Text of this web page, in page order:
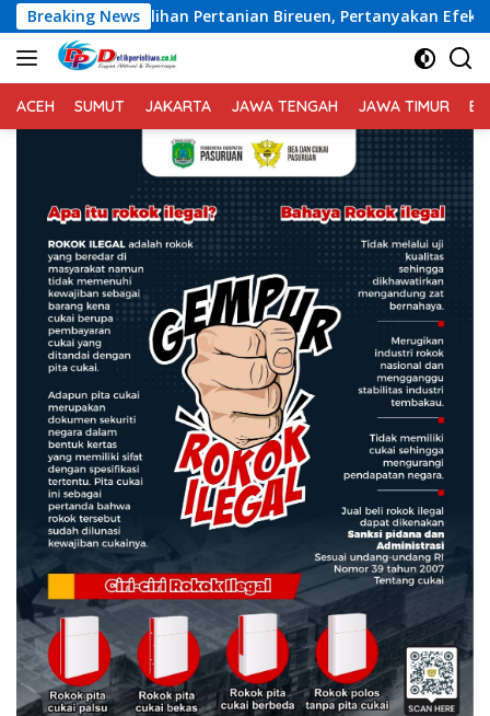
Langsung
ke
konten
Breaking NewsBireuen, Pertanyakan Efektivitas Kinerja Dinas
ACEH SUMUT JAKARTA JAWA TENGAH JAWA TIMUR